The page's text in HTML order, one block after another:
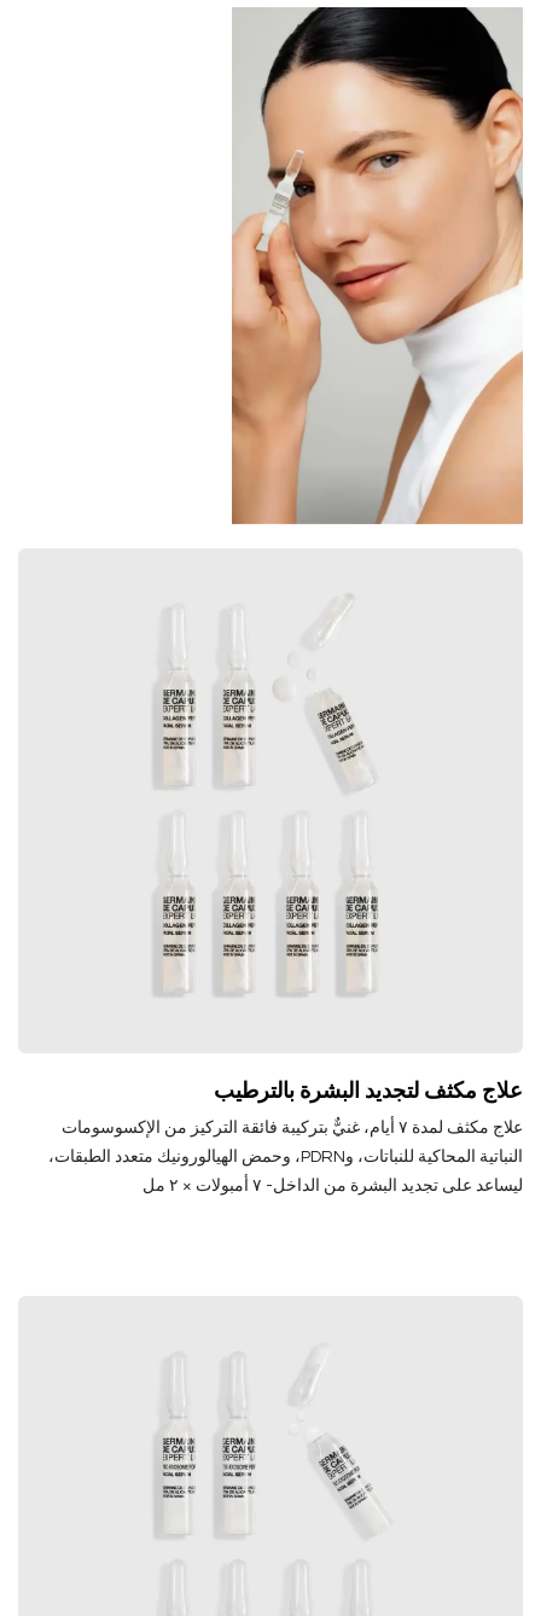
علاج مكثف لتجديد البشرة بالترطيب
علاج مكثف لمدة ٧ أيام، غنيٌّ بتركيبة فائقة التركيز من الإكسوسومات
النباتية المحاكية للنباتات، وPDRN، وحمض الهيالورونيك متعدد الطبقات،
ليساعد على تجديد البشرة من الداخل- ٧ أمبولات × ٢ مل